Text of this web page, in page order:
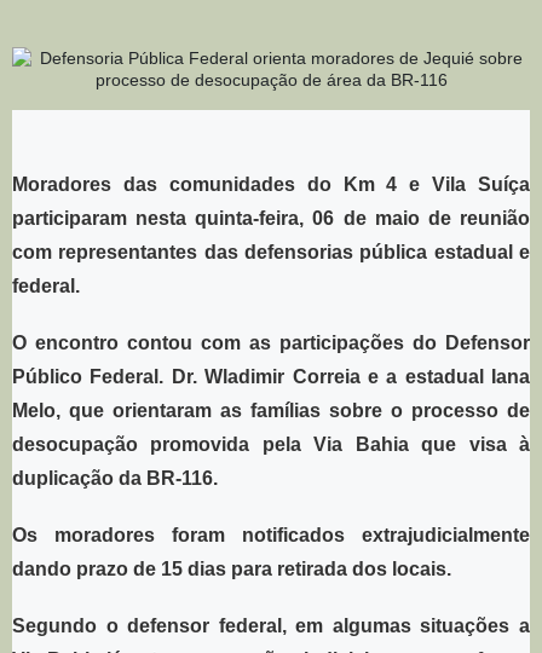
Moradores das comunidades do Km 4 e Vila Suíça
participaram nesta quinta-feira, 06 de maio de reunião
com representantes das defensorias pública estadual e
federal.
O encontro contou com as participações do Defensor
Público Federal. Dr. Wladimir Correia e a estadual Iana
Melo, que orientaram as famílias sobre o processo de
desocupação promovida pela Via Bahia que visa à
duplicação da BR-116.
Os moradores foram notificados extrajudicialmente
dando prazo de 15 dias para retirada dos locais.
Segundo o defensor federal, em algumas situações a